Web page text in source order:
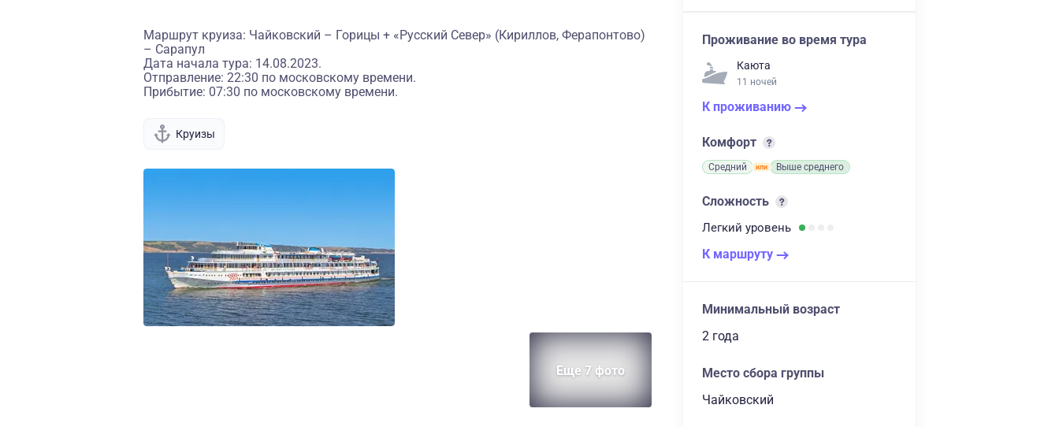
Маршрут круиза: Чайковский – Горицы + «Русский Север» (Кириллов, Ферапонтово)
– Сарапул
Дата начала тура: 14.08.2023.
Отправление: 22:30 по московскому времени.
Прибытие: 07:30 по московскому времени.
Круизы
Еще 7 фото
Проживание во время тура
Каюта
11 ночей
К проживанию
Комфорт
Средний Выше среднего
Сложность
Легкий уровень
К маршруту
Минимальный возраст
2 года
Место сбора группы
Чайковский